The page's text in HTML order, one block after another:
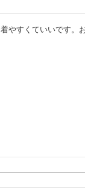
着やすくていいです。